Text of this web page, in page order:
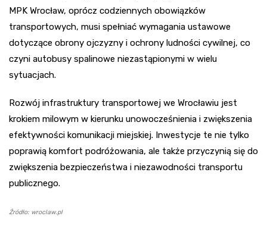
MPK Wrocław, oprócz codziennych obowiązków
transportowych, musi spełniać wymagania ustawowe
dotyczące obrony ojczyzny i ochrony ludności cywilnej, co
czyni autobusy spalinowe niezastąpionymi w wielu
sytuacjach.
Rozwój infrastruktury transportowej we Wrocławiu jest
krokiem milowym w kierunku unowocześnienia i zwiększenia
efektywności komunikacji miejskiej. Inwestycje te nie tylko
poprawią komfort podróżowania, ale także przyczynią się do
zwiększenia bezpieczeństwa i niezawodności transportu
publicznego.
Źródło: wroclaw.pl